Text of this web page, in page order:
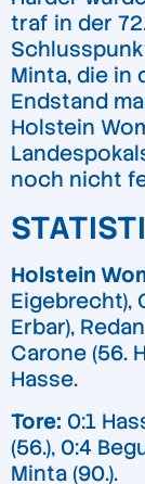
traf in der
Minta, die in
Endstand
Holstein
noch nicht
Holstein
Eigebrecht),
Erbar),
Carone (56.
Hasse.
Tore: 0:1
(56.), 0:4
Minta (90.).